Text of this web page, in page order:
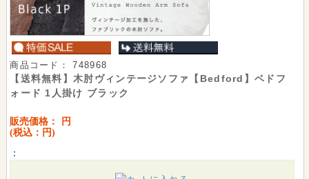
商品コード：748968
【送料無料】木肘ヴィンテージソファ【Bedford】ベドフ
ォード 1人掛け ブラック
販売価格：
円
(税込： 円)
：